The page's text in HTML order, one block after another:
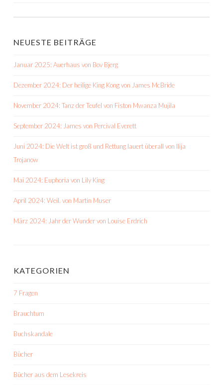
NEUESTE BEITRÄGE
Januar 2025: Auerhaus von Bov Bjerg
Dezember 2024: Der heilige King Kong von James McBride
November 2024: Tanz der Teufel von Fiston Mwanza Mujila
September 2024: James von Percival Everett
Juni 2024: Die Welt ist groß und Rettung lauert überall von Ilija
Trojanow
Mai 2024: Euphoria von Lily King
April 2024: Weil. von Martin Muser
März 2024: Jahr der Wunder von Louise Erdrich
KATEGORIEN
7 Fragen
Brauchtum
Buchskandale
Bücher
Bücher aus dem Lesekreis